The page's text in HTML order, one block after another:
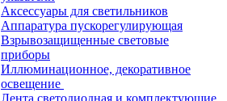
Аксессуары для светильников
Аппаратура пускорегулирующая
Взрывозащищенные световые
приборы
Иллюминационное, декоративное
освещение
Лента светодиодная и комплектующие